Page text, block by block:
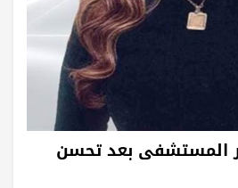
المستشفى بعد تحسن